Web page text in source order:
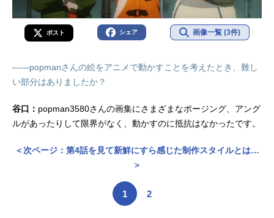
ポスト シェア 画像一覧 (3件)
――popmanさんの絵をアニメで動かすことを考えたとき、難し
い部分はありましたか？
谷口： popman3580さんの画集にさまざまなポージング、アング
ルがあったりして限界がなく、動かすのに抵抗はなかったです。
＜次ページ：第4話を見て新鮮にすら感じた制作スタイルとは…
＞
1 2